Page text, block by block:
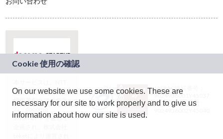
ドコモグループの新
規事業創出プログラ
ム「docomo
STARTUP」を通じて
JASRAC許諾番号：
9024936001Y45037
JASRAC許諾番号：
On our website we use some cookies. These are
necessary for our site to work properly and to give us
information about how our site is used.